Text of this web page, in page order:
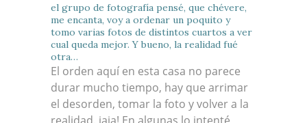
el grupo de fotografía pensé, que chévere,
me encanta, voy a ordenar un poquito y
tomo varias fotos de distintos cuartos a ver
cual queda mejor. Y bueno, la realidad fué
otra…
El orden aquí en esta casa no parece
durar mucho tiempo, hay que arrimar
el desorden, tomar la foto y volver a la